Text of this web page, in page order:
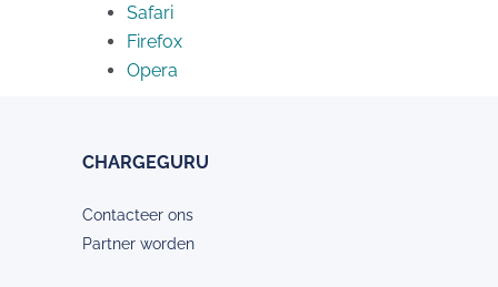
Safari
Firefox
Opera
CHARGEGURU
Contacteer ons
Partner worden